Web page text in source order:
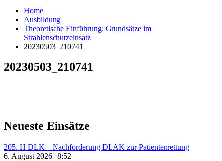
Home
Ausbildung
Theoretische Einführung: Grundsätze im
Strahlenschutzeinsatz
20230503_210741
20230503_210741
Neueste Einsätze
205. H DLK – Nachforderung DLAK zur Patientenrettung
6. August 2026 | 8:52